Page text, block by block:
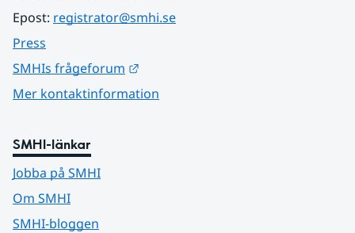
Epost: registrator@smhi.se
Press
SMHIs frågeforum
Mer kontaktinformation
SMHI-länkar
Jobba på SMHI
Om SMHI
SMHI-bloggen